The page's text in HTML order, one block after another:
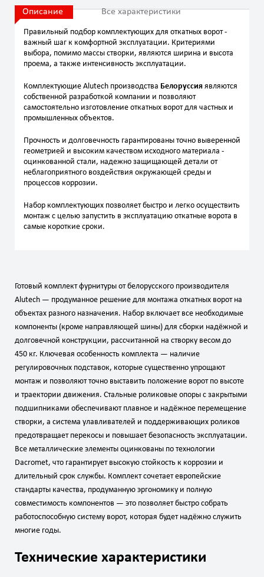
Описание Все характеристики
Правильный подбор комплектующих для откатных ворот -
важный шаг к комфортной эксплуатации. Критериями
выбора, помимо массы створки, являются ширина и высота
проема, а также интенсивность эксплуатации.
Комплектующие Alutech производства Белоруссия являются
собственной разработкой компании и позволяют
самостоятельно изготовление откатных ворот для частных и
промышленных объектов.
Прочность и долговечность гарантированы точно выверенной
геометрией и высоким качеством исходного материала -
оцинкованной стали, надежно защищающей детали от
неблагоприятного воздействия окружающей среды и
процессов коррозии.
Набор комплектующих позволяет быстро и легко осуществить
монтаж с целью запустить в эксплуатацию откатные ворота в
самые короткие сроки.
Готовый комплект фурнитуры от белорусского производителя
Alutech — продуманное решение для монтажа откатных ворот на
объектах разного назначения. Набор включает все необходимые
компоненты (кроме направляющей шины) для сборки надёжной и
долговечной конструкции, рассчитанной на створку весом до
450 кг. Ключевая особенность комплекта — наличие
регулировочных подставок, которые существенно упрощают
монтаж и позволяют точно выставить положение ворот по высоте
и траектории движения. Стальные роликовые опоры с закрытыми
подшипниками обеспечивают плавное и надёжное перемещение
створки, а система улавливателей и поддерживающих роликов
предотвращает перекосы и повышает безопасность эксплуатации.
Все металлические элементы оцинкованы по технологии
Dacromet, что гарантирует высокую стойкость к коррозии и
длительный срок службы. Комплект сочетает европейские
стандарты качества, продуманную эргономику и полную
совместимость компонентов — это позволяет быстро собрать
работоспособную систему ворот, которая будет надёжно служить
многие годы.
Технические характеристики